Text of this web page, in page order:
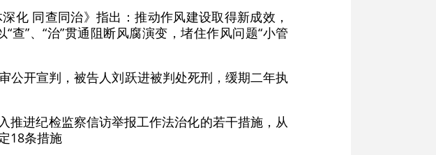
化 同查同治》指出：推动作风建设取得新成效，
”、“治”贯通阻断风腐演变，堵住作风问题“小管
公开宣判，被告人刘跃进被判处死刑，缓期二年执
推进纪检监察信访举报工作法治化的若干措施，从
18条措施